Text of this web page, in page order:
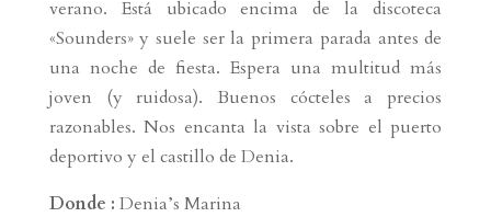
verano. Está ubicado encima de la discoteca
«Sounders» y suele ser la primera parada antes de
una noche de fiesta. Espera una multitud más
joven (y ruidosa). Buenos cócteles a precios
razonables. Nos encanta la vista sobre el puerto
deportivo y el castillo de Denia.
Donde : Denia’s Marina